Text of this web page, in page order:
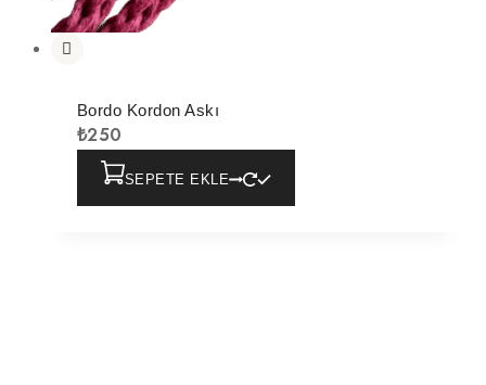
Bordo Kordon Askı
₺250
SEPETE EKLE